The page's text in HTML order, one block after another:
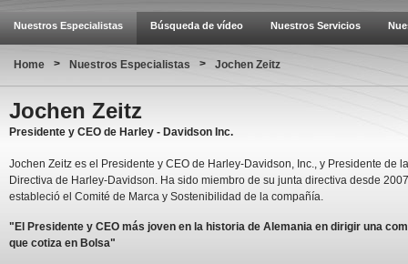
Nuestros Especialistas Búsqueda de vídeo Nuestros Servicios
Home > Nuestros Especialistas > Jochen Zeitz
Jochen Zeitz
Presidente y CEO de Harley - Davidson Inc.
Jochen Zeitz es el Presidente y CEO de Harley-Davidson, Inc., y Presidente de
Directiva de Harley-Davidson. Ha sido miembro de su junta directiva desde
estableció el Comité de Marca y Sostenibilidad de la compañía.
"El Presidente y CEO más joven en la historia de Alemania en dirigir una
que cotiza en Bolsa"